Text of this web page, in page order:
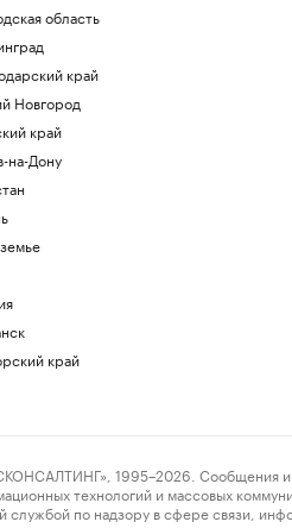
область
край
Новгород
край
на-Дону
край
1995–2026. Сообщения и
технологий и массовых
по надзору в сфере связи,